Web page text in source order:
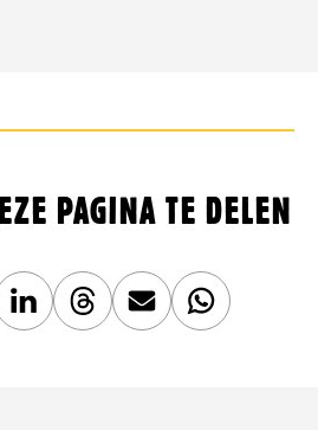
PAGINA TE DELEN
Deel
ShareDeel
Deel